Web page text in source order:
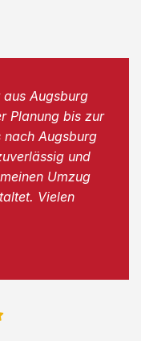
Augsburg
Planung bis zur
nach Augsburg
und
Umzug
Vielen